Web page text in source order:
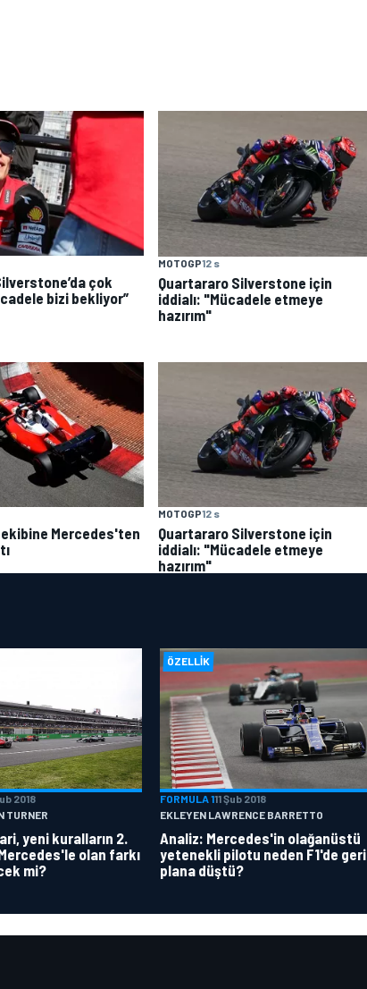
çok
bizi bekliyor”
MOTOGP12 s
Quartararo Silverstone için
iddialı: "Mücadele etmeye
hazırım"
Mercedes'ten
MOTOGP12 s
Quartararo Silverstone için
iddialı: "Mücadele etmeye
hazırım"
2018
TURNER
yeni kuralların 2.
olan farkı
mi?
ÖZELLIK
FORMULA 111 Şub 2018
EKLEYEN LAWRENCE BARRETTO
Analiz: Mercedes'in olağanüstü
yetenekli pilotu neden F1'de geri
plana düştü?